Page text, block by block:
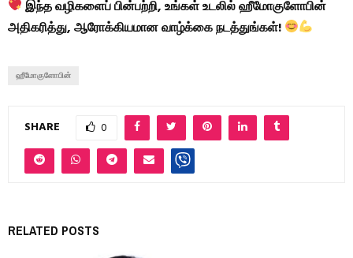
இந்த வழிகளைப் பின்பற்றி, உங்கள் உடலில் ஹீமோகுளோபின்
அதிகரித்து, ஆரோக்கியமான வாழ்க்கை நடத்துங்கள்!
ஹீமோகுளோபின்
SHARE 0
RELATED POSTS